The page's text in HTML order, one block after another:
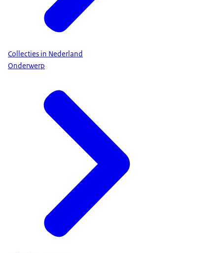
Collecties in Nederland
Onderwerp